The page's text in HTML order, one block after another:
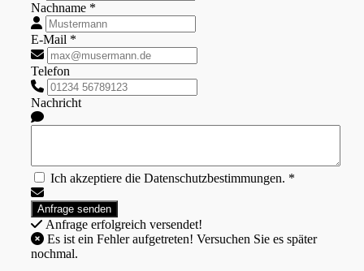
Nachname *
E-Mail *
Telefon
Nachricht
Ich akzeptiere die Datenschutzbestimmungen. *
Anfrage erfolgreich versendet!
nochmal.